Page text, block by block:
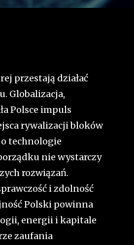
przestają działać
Globalizacja,
Polsce impuls
rywalizacji bloków
technologie
nie wystarczy
rozwiązań.
i zdolność
Polski powinna
energii i kapitale
zaufania